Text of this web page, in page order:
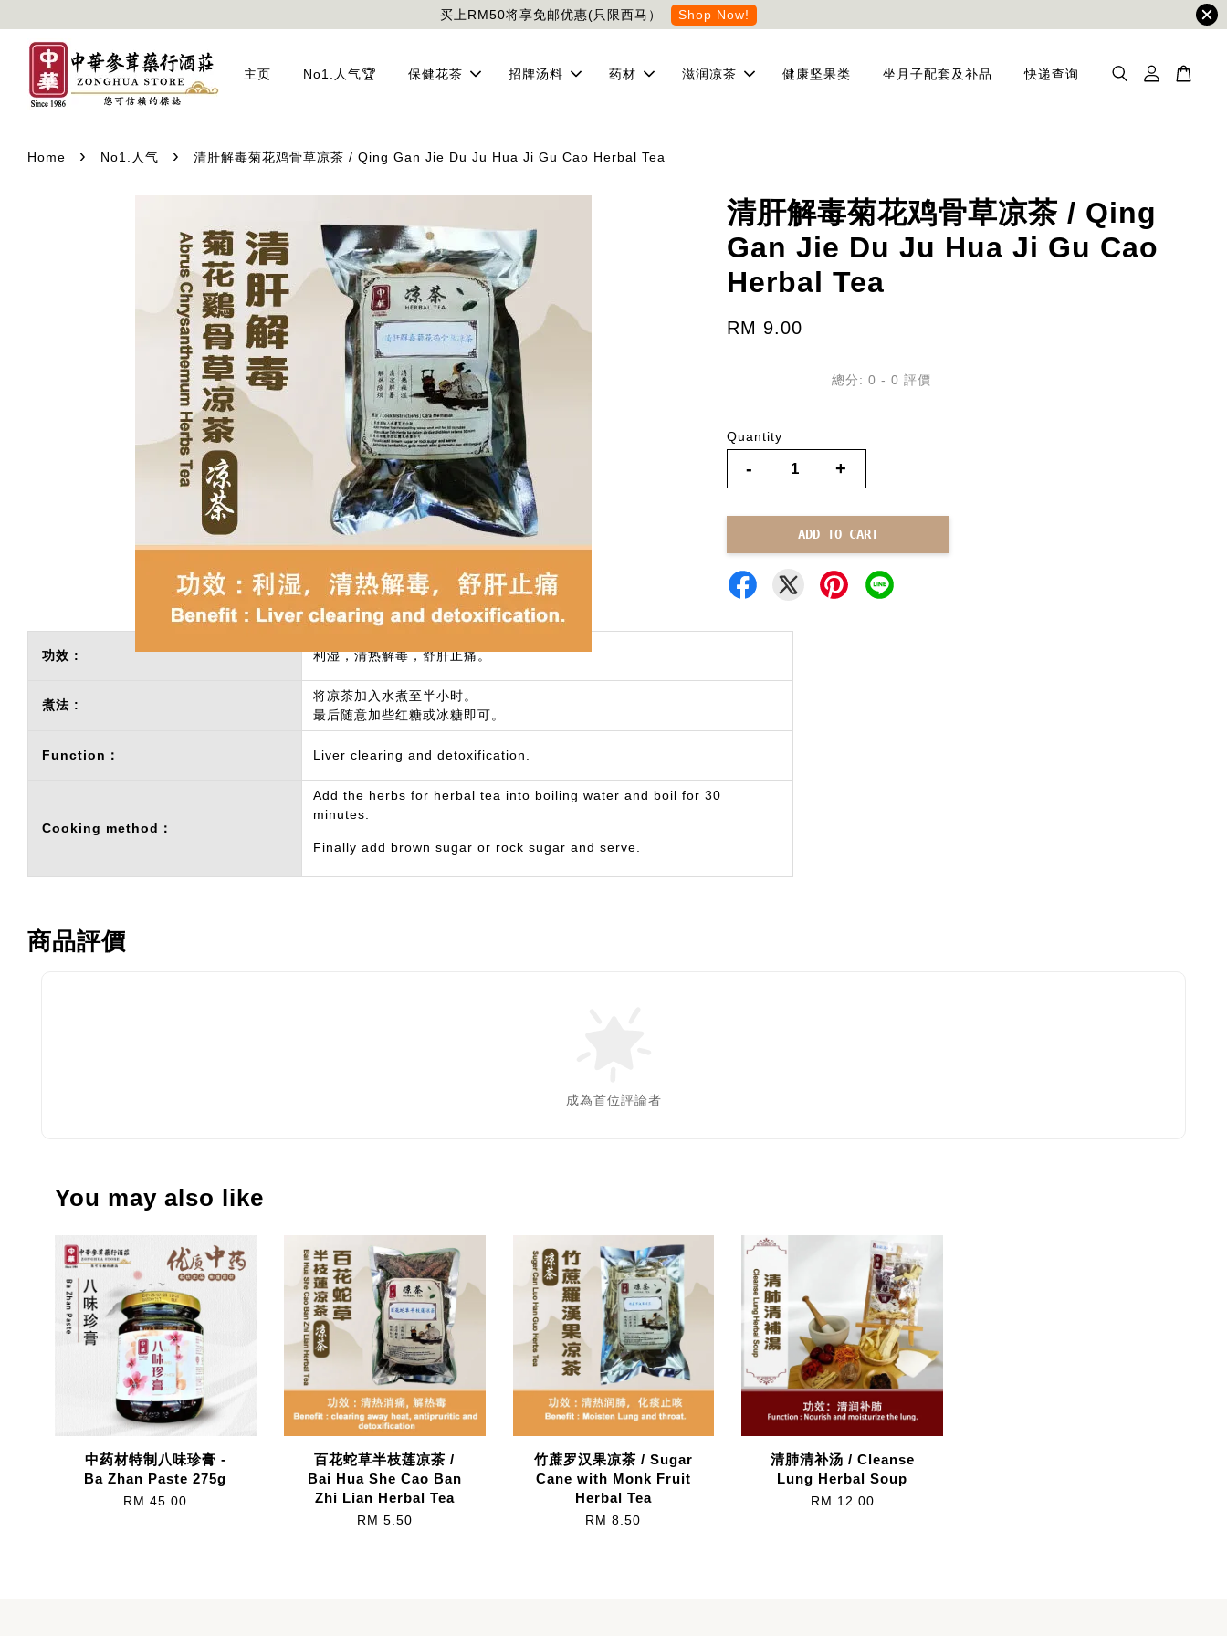
买上RM50将享免邮优惠(只限西马） Shop Now!
主页 No1.人气🏆 保健花茶 招牌汤料 药材 滋润凉茶 健康坚果类 坐月子配套及补品 快递查询
Home › No1.人气 › 清肝解毒菊花鸡骨草凉茶 / Qing Gan Jie Du Ju Hua Ji Gu Cao Herbal Tea
清肝解毒菊花鸡骨草凉茶 / Qing
Gan Jie Du Ju Hua Ji Gu Cao
Herbal Tea
RM 9.00
總分:0 -0 評價
Quantity
- +
ADD TO CART
功效 : 利湿，清热解毒，舒肝止痛。
煮法 :
将凉茶加入水煮至半小时。
最后随意加些红糖或冰糖即可。
Function： Liver clearing and detoxification.
Cooking method：
Add the herbs for herbal tea into boiling water and boil for 30
minutes.
Finally add brown sugar or rock sugar and serve.
商品評價
成為首位評論者
You may also like
中药材特制八味珍膏 -
Ba Zhan Paste 275g
RM 45.00
百花蛇草半枝莲凉茶 /
Bai Hua She Cao Ban
Zhi Lian Herbal Tea
RM 5.50
竹蔗罗汉果凉茶 / Sugar
Cane with Monk Fruit
Herbal Tea
RM 8.50
清肺清补汤 / Cleanse
Lung Herbal Soup
RM 12.00